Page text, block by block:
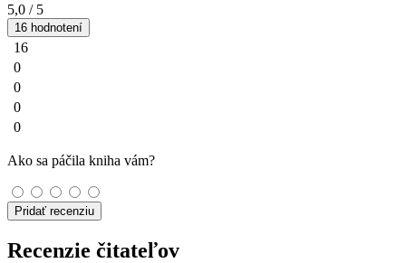
5,0 / 5
16 hodnotení
16
0
0
0
0
Ako sa páčila kniha vám?
Pridať recenziu
Recenzie čitateľov